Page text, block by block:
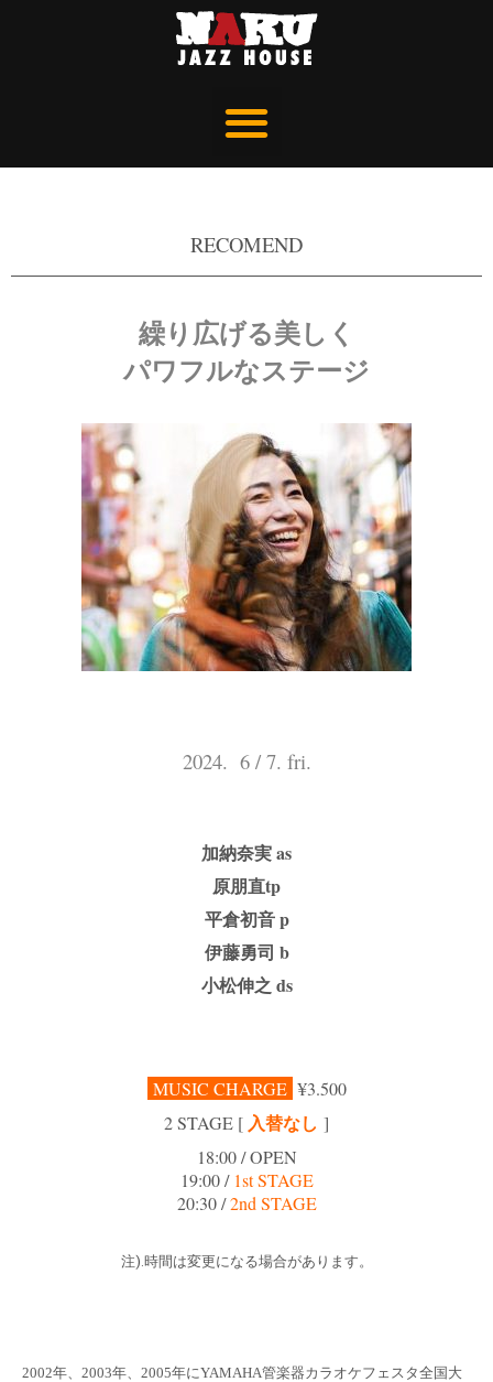
RECOMEND
繰り広げる美しく
パワフルなステージ
2024. 6 / 7. fri.
加納奈実 as
原朋直tp
平倉初音 p
伊藤勇司 b
小松伸之 ds
MUSIC CHARGE ¥3.500
2 STAGE [ 入替なし ]
18:00 / OPEN
19:00 / 1st STAGE
20:30 /2nd STAGE
注).時間は変更になる場合があります。
2002年、2003年、2005年にYAMAHA管楽器カラオケフェスタ全国大